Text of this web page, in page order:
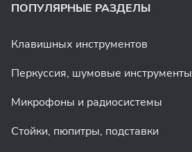
ПОПУЛЯРНЫЕ РАЗДЕЛЫ
Клавишных инструментов
Перкуссия, шумовые инструменты
Микрофоны и радиосистемы
Стойки, пюпитры, подставки